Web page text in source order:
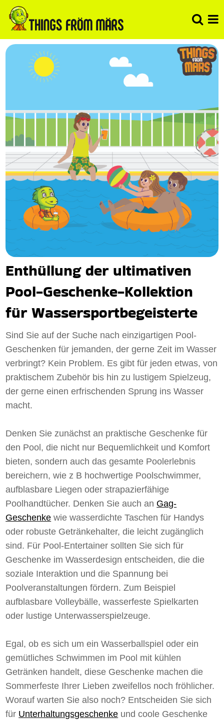
Enthüllung der ultimativen
Pool-Geschenke-Kollektion
für Wassersportbegeisterte
Sind Sie auf der Suche nach einzigartigen Pool-
Geschenken für jemanden, der gerne Zeit im Wasser
verbringt? Kein Problem. Es gibt für jeden etwas, von
praktischem Zubehör bis hin zu lustigem Spielzeug,
der gerne einen erfrischenden Sprung ins Wasser
macht.
Denken Sie zunächst an praktische Geschenke für
den Pool, die nicht nur Bequemlichkeit und Komfort
bieten, sondern auch das gesamte Poolerlebnis
bereichern, wie z B hochwertige Poolschwimmer,
aufblasbare Liegen oder strapazierfähige
Poolhandtücher. Denken Sie auch an Gag-
Geschenke wie wasserdichte Taschen für Handys
oder robuste Getränkehalter, die leicht zugänglich
sind. Für Pool-Entertainer sollten Sie sich für
Geschenke im Wasserdesign entscheiden, die die
soziale Interaktion und die Spannung bei
Poolveranstaltungen fördern. Zum Beispiel
aufblasbare Volleybälle, wasserfeste Spielkarten
oder lustige Unterwasserspielzeuge.
Egal, ob es sich um ein Wasserballspiel oder ein
gemütliches Schwimmen im Pool mit kühlen
Getränken handelt, diese Geschenke machen die
Sommerfeste Ihrer Lieben zweifellos noch fröhlicher.
Worauf warten Sie also noch? Entscheiden Sie sich
für Unterhaltungsgeschenke und coole Geschenke